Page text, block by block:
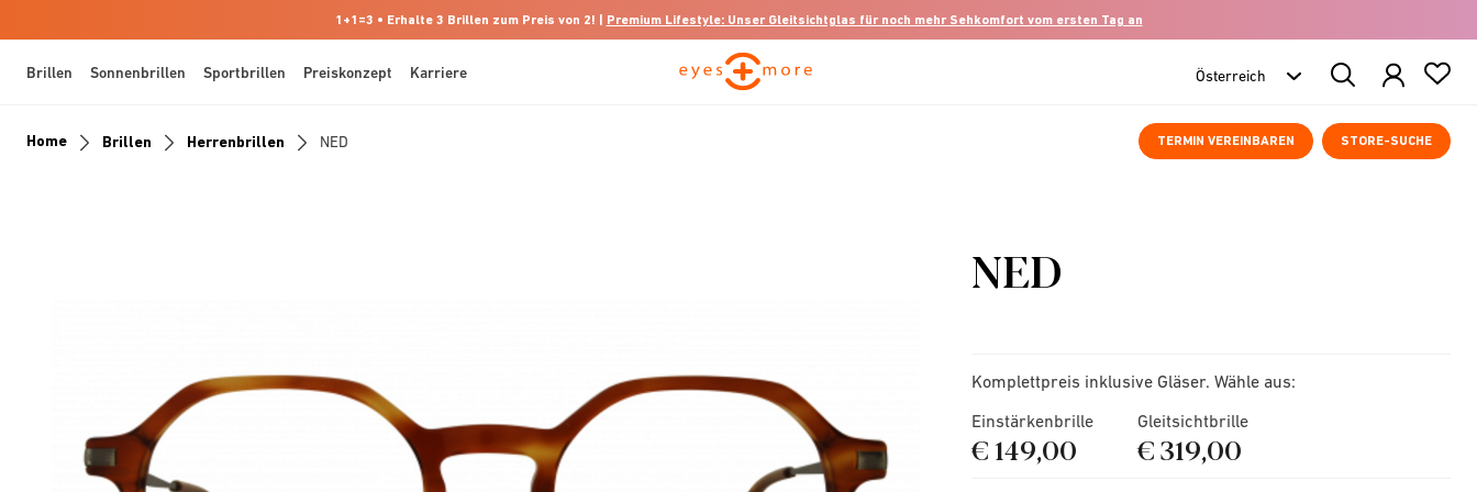
1+1=3 • Erhalte 3 Brillen zum Preis von 2! | Premium Lifestyle: Unser Gleitsichtglas für noch mehr Sehkomfort vom ersten Tag an
Brillen Sonnenbrillen Sportbrillen Preiskonzept Karriere
Search
Products
TERMIN VEREINBAREN STORE-SUCHE
Home Brillen Herrenbrillen NED
NED
Komplettpreis inklusive Gläser. Wähle aus:
Einstärkenbrille
€ 149,00
Gleitsichtbrille
€ 319,00